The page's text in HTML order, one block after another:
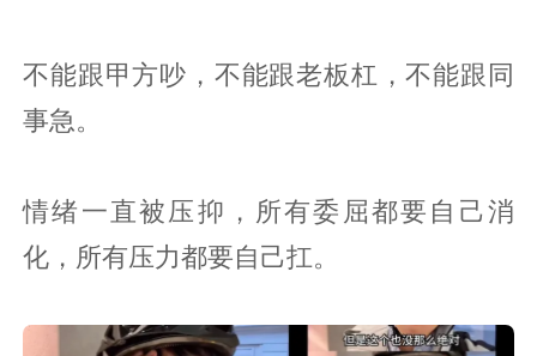
不能跟甲方吵，不能跟老板杠，不能跟同
事急。
情绪一直被压抑，所有委屈都要自己消
化，所有压力都要自己扛。